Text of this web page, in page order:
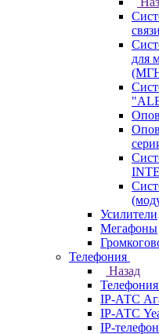
связи
для
Усилители
Мегафоны
Телефония
Назад
Телефония
IP-АТС
IP-АТС
IP-